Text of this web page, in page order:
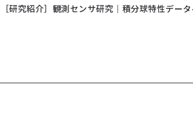
［研究紹介］観測センサ研究｜積分球特性デー